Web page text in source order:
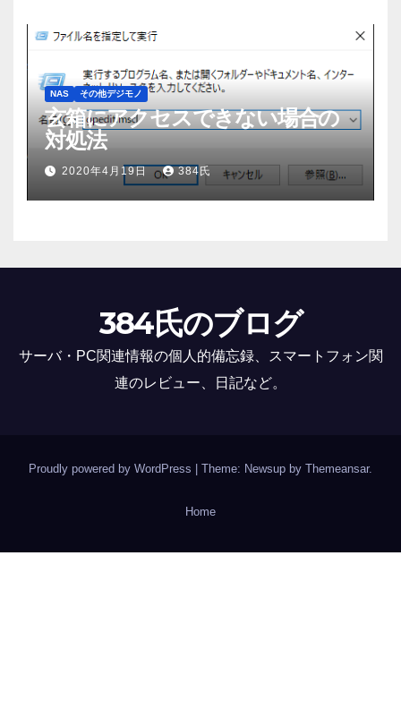
NAS その他デジモノ
玄箱にアクセスできない場合の
対処法
2020年4月19日 384氏
384氏のブログ
サーバ・PC関連情報の個人的備忘録、スマートフォン関
連のレビュー、日記など。
Proudly powered by WordPress Theme: Newsup by Themeansar.
Home